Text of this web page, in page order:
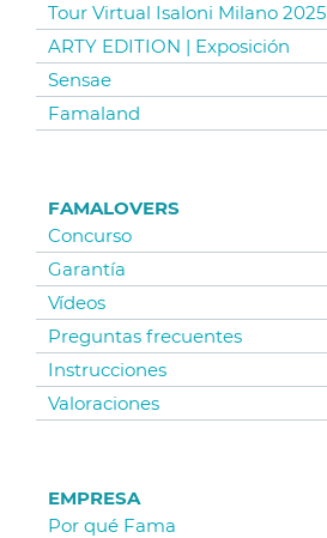
Tour Virtual Isaloni Milano 2025
ARTY EDITION | Exposición
Sensae
Famaland
FAMALOVERS
Concurso
Garantía
Vídeos
Preguntas frecuentes
Instrucciones
Valoraciones
EMPRESA
Por qué Fama